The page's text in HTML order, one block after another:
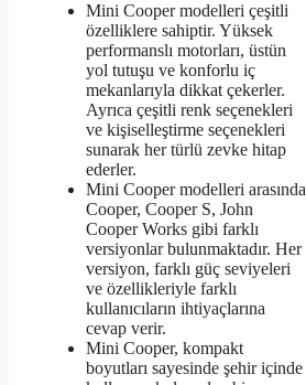
Mini Cooper modelleri çeşitli
özelliklere sahiptir. Yüksek
performanslı motorları, üstün
yol tutuşu ve konforlu iç
mekanlarıyla dikkat çekerler.
Ayrıca çeşitli renk seçenekleri
ve kişiselleştirme seçenekleri
sunarak her türlü zevke hitap
ederler.
Mini Cooper modelleri arasında
Cooper, Cooper S, John
Cooper Works gibi farklı
versiyonlar bulunmaktadır. Her
versiyon, farklı güç seviyeleri
ve özellikleriyle farklı
kullanıcıların ihtiyaçlarına
cevap verir.
Mini Cooper, kompakt
boyutları sayesinde şehir içinde